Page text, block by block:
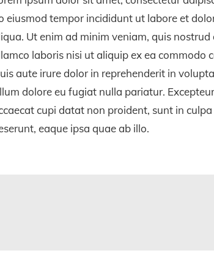
eiusmod tempor incididunt ut labore et
Ut enim ad minim veniam, quis nostrud
laboris nisi ut aliquip ex ea commodo
aute irure dolor in reprehenderit in
dolore eu fugiat nulla pariatur.
cupi datat non proident, sunt in
eaque ipsa quae ab illo.